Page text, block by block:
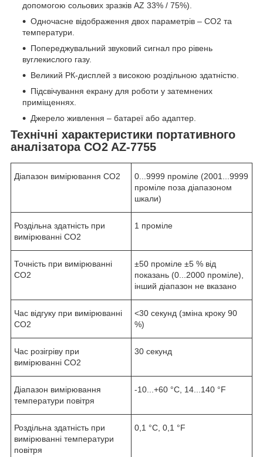
допомогою сольових зразків AZ 33% / 75%).
Одночасне відображення двох параметрів – CO2 та
температури.
Попереджувальний звуковий сигнал про рівень
вуглекислого газу.
Великий РК-дисплей з високою роздільною здатністю.
Підсвічування екрану для роботи у затемнених
приміщеннях.
Джерело живлення – батареї або адаптер.
Технічні характеристики портативного
аналізатора CO2 AZ-7755
Діапазон вимірювання CO2
0...9999 проміле (2001...9999
проміле поза діапазоном
шкали)
Роздільна здатність при
вимірюванні CO2
1 проміле
Точність при вимірюванні
CO2
±50 проміле ±5 % від
показань (0...2000 проміле),
інший діапазон не вказано
Час відгуку при вимірюванні
CO2
<30 секунд (зміна кроку 90
%)
Час розігріву при
вимірюванні CO2
30 секунд
Діапазон вимірювання
температури повітря
-10...+60 °С, 14...140 °F
Роздільна здатність при
вимірюванні температури
повітря
0,1 °С, 0,1 °F